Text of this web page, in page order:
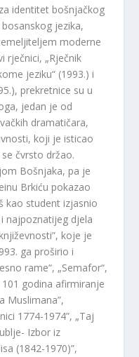
identitet bošnjačkog
jezika,
moderne
rječnici, „Rječnik
jeziku“ (1993.) i
prekretnice su u
jedan je od
dramatičara,
koji je isticao
čvrsto držao.
Bošnjaka, pa je
Brkiću pokazao
kao student izjasnio
najpoznatijeg djela
koje je
ga proširio i
rame“, „Semafor“,
godina afirmiranje
Muslimana”,
1774-1974”, „Taj
Izbor iz
(1842-1970)”,